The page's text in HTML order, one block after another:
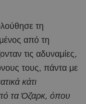
τη
από τη
τις αδυναμίες,
τους, πάντα με
κάτι
τα Όζαρκ, όπου